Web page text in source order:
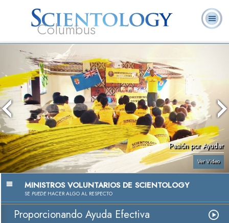
Columbus
Nosotros
Hubbard
Pasión por Ayudar
Ver Video
MINISTROS VOLUNTARIOS DE SCIENTOLOGY
SE PUEDEHACER ALGO AL RESPECTO
Proporcionando Ayuda Efectiva